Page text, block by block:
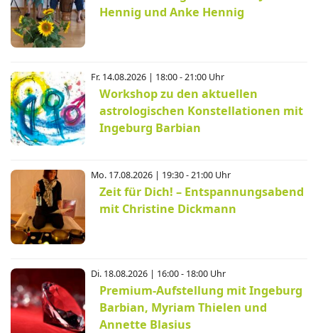
Hennig und Anke Hennig
Fr. 14.08.2026 | 18:00 - 21:00 Uhr
Workshop zu den aktuellen
astrologischen Konstellationen mit
Ingeburg Barbian
Mo. 17.08.2026 | 19:30 - 21:00 Uhr
Zeit für Dich! – Entspannungsabend
mit Christine Dickmann
Di. 18.08.2026 | 16:00 - 18:00 Uhr
Premium-Aufstellung mit Ingeburg
Barbian, Myriam Thielen und
Annette Blasius